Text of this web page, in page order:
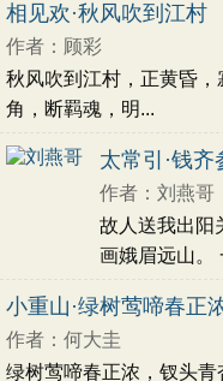
相见欢·秋风吹到江村
作者：顾彩
秋风吹到江村，正黄昏
角，断羁魂，明...
太常引·钱
作者：刘燕哥
故人送我出阳
画娥眉远山。
小重山·绿树莺啼春正
作者：何大圭
绿树莺啼春正浓，钗头